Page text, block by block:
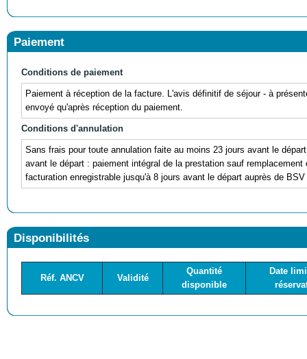
Paiement
Conditions de paiement
Paiement à réception de la facture. L'avis définitif de séjour - à
envoyé qu'après réception du paiement.
Conditions d'annulation
Sans frais pour toute annulation faite au moins 23 jours avant le
avant le départ : paiement intégral de la prestation sauf
facturation enregistrable jusqu'à 8 jours avant le départ auprès de BSV
Disponibilités
Réf. ANCV Validité
Quantité
disponible
Date